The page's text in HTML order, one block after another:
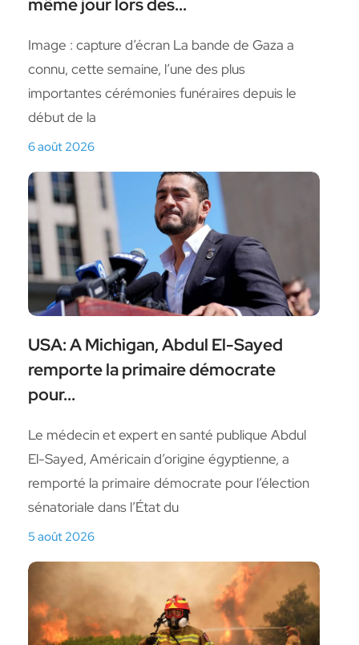
même jour lors des...
Image : capture d’écran La bande de Gaza a
connu, cette semaine, l’une des plus
importantes cérémonies funéraires depuis le
début de la
6 août 2026
USA: A Michigan, Abdul El-Sayed
remporte la primaire démocrate
pour...
Le médecin et expert en santé publique Abdul
El-Sayed, Américain d’origine égyptienne, a
remporté la primaire démocrate pour l’élection
sénatoriale dans l’État du
5 août 2026